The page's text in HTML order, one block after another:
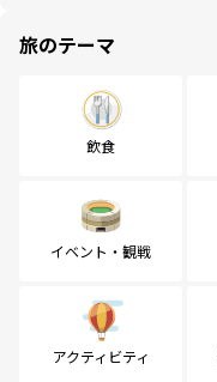
旅のテーマ
飲食
イベント・観戦
アクティビティ